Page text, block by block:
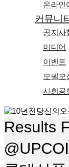
온라인
커뮤니
공지사
미디어
이벤트
모델모
사회공
search
Menu
Results